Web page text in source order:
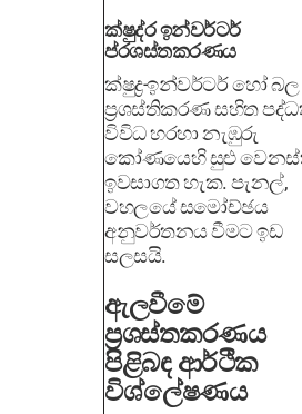
ක්ෂුද්ර ඉන්වර්ටර්
ප්රශස්තකරණය
ක්ෂුද්‍ර-ඉන්වර්ටර් හෝ බල
ප්‍රශස්තිකරණ සහිත
විවිධ හරහා නැඹුරු
කෝණයෙහි සුළු
ඉවසාගත හැක. පැනල්,
වහලයේ සමෝච්ඡය
අනුවර්තනය වීමට ඉඩ
සලසයි.
ඇලවීමේ
ප්‍රශස්තකරණය
පිළිබඳ ආර්ථික
විශ්ලේෂණය